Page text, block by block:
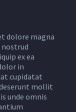
dolore magna
nostrud
ex ea
in
cupidatat
mollit
unde omnis